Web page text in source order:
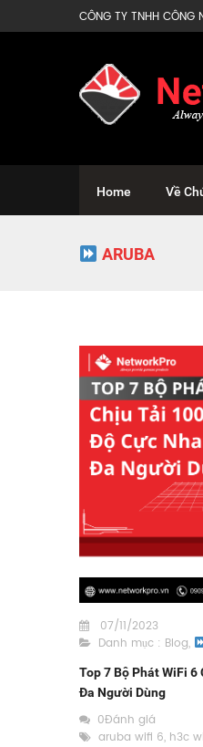
CÔNG TY TNHH CÔNG
Home Về
ARUBA
07/11/2023
Danh mục : Blog,
Top 7 Bộ Phát WiFi 6
Đa Người Dùng
0Đánh giá
aruba wifi 6, h3c